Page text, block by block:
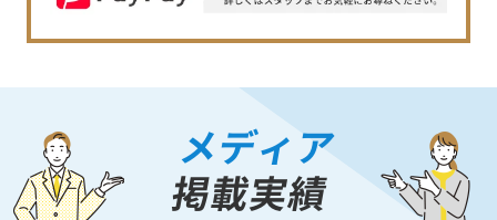
メディア
掲載実績